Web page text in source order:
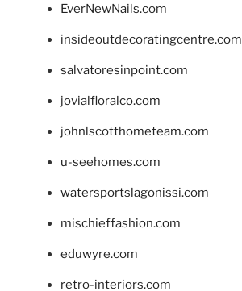
EverNewNails.com
insideoutdecoratingcentre.com
salvatoresinpoint.com
jovialfloralco.com
johnlscotthometeam.com
u-seehomes.com
watersportslagonissi.com
mischieffashion.com
eduwyre.com
retro-interiors.com